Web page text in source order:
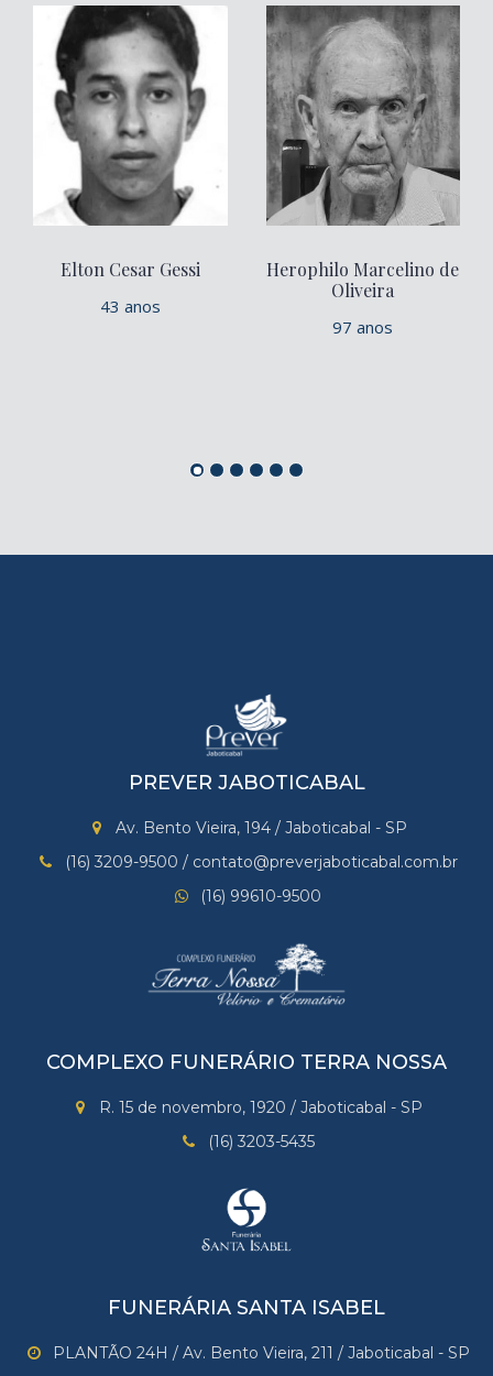
Elton Cesar Gessi
43 anos
Herophilo Marcelino de
Oliveira
97 anos
PREVER JABOTICABAL
Av. Bento Vieira, 194 / Jaboticabal - SP
(16) 3209-9500 / contato@preverjaboticabal.com.br
(16) 99610-9500
COMPLEXO FUNERÁRIO TERRA NOSSA
R. 15 de novembro, 1920 / Jaboticabal - SP
(16) 3203-5435
FUNERÁRIA SANTA ISABEL
PLANTÃO 24H / Av. Bento Vieira, 211 / Jaboticabal - SP